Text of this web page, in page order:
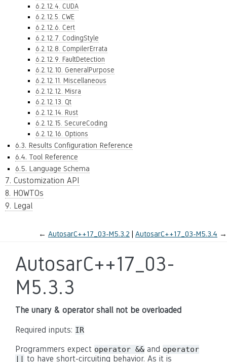
6.2.12.4. CUDA
6.2.12.5. CWE
6.2.12.6. Cert
6.2.12.7. CodingStyle
6.2.12.8. CompilerErrata
6.2.12.9. FaultDetection
6.2.12.10. GeneralPurpose
6.2.12.11. Miscellaneous
6.2.12.12. Misra
6.2.12.13. Qt
6.2.12.14. Rust
6.2.12.15. SecureCoding
6.2.12.16. Options
6.3. Results Configuration Reference
6.4. Tool Reference
6.5. Language Schema
7. Customization API
8. HOWTOs
9. Legal
← AutosarC++17_03-M5.3.2 AutosarC++17_03-M5.3.4 →
AutosarC++17_03-
M5.3.3
The unary & operator shall not be overloaded
Required inputs: IR
Programmers expect operator && and operator
|| to have short-circuiting behavior. As it is